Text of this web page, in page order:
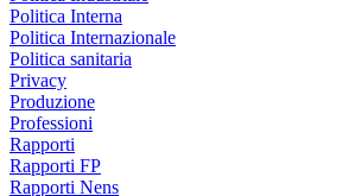
Politica Interna
Politica Internazionale
Politica sanitaria
Privacy
Produzione
Professioni
Rapporti
Rapporti FP
Rapporti Nens